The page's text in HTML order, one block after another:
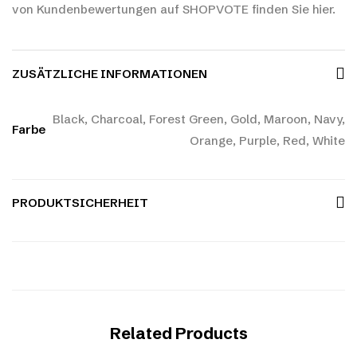
von Kundenbewertungen auf SHOPVOTE finden Sie hier.
ZUSÄTZLICHE INFORMATIONEN
Farbe
Black, Charcoal, Forest Green, Gold, Maroon, Navy,
Orange, Purple, Red, White
PRODUKTSICHERHEIT
Related Products